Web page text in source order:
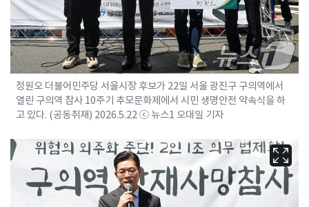
정원오 더불어민주당 서울시장 후보가 22일 서울 광진구 구의역에서
열린 구의역 참사 10주기 추모문화제에서 시민 생명안전 약속식을 하
고 있다. (공동취재) 2026.5.22 ⓒ 뉴스1 오대일 기자